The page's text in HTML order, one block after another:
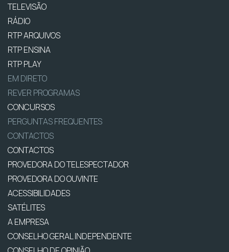
TELEVISÃO
RÁDIO
RTP ARQUIVOS
RTP ENSINA
RTP PLAY
EM DIRETO
REVER PROGRAMAS
CONCURSOS
PERGUNTAS FREQUENTES
CONTACTOS
CONTACTOS
PROVEDORA DO TELESPECTADOR
PROVEDORA DO OUVINTE
ACESSIBILIDADES
SATÉLITES
A EMPRESA
CONSELHO GERAL INDEPENDENTE